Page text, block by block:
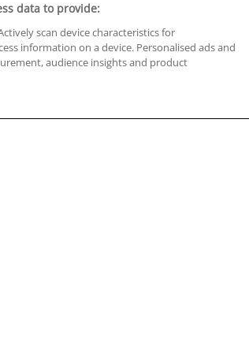
Cursos en Tenerife
data to provide:
scan device characteristics for
information on a device. Personalised ads and
audience insights and product